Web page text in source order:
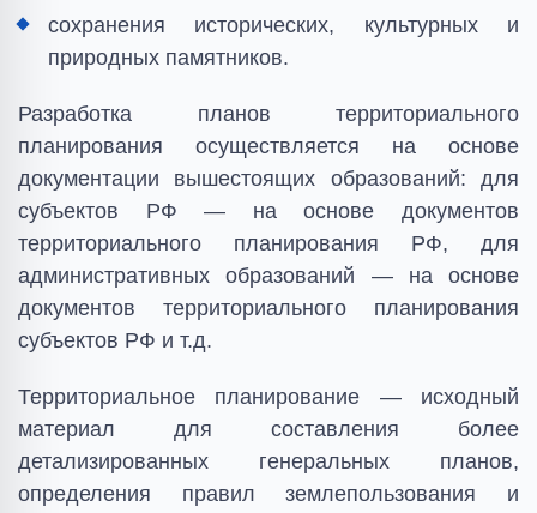
сохранения исторических, культурных и
природных памятников.
Разработка планов территориального
планирования осуществляется на основе
документации вышестоящих образований: для
субъектов РФ — на основе документов
территориального планирования РФ, для
административных образований — на основе
документов территориального планирования
субъектов РФ и т.д.
Территориальное планирование — исходный
материал для составления более
детализированных генеральных планов,
определения правил землепользования и